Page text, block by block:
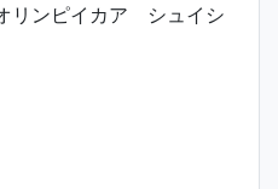
リンピイカア シュイシ